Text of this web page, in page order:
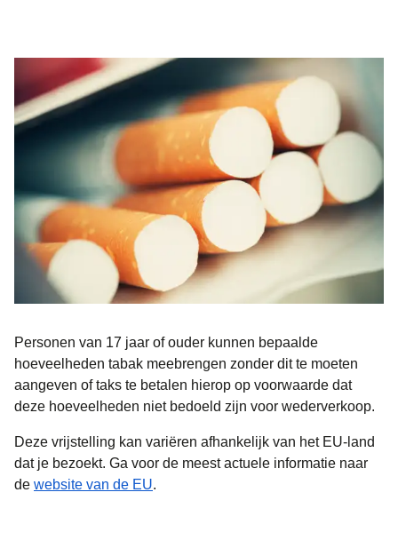
Personen van 17 jaar of ouder kunnen bepaalde
hoeveelheden tabak meebrengen zonder dit te moeten
aangeven of taks te betalen hierop op voorwaarde dat
deze hoeveelheden niet bedoeld zijn voor wederverkoop.
Deze vrijstelling kan variëren afhankelijk van het EU-land
dat je bezoekt. Ga voor de meest actuele informatie naar
de website van de EU.